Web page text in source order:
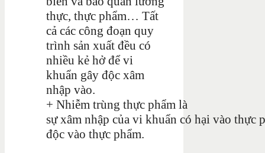
thực, thực phẩm… Tất
cả các công đoạn quy
trình sản xuất đều có
nhiều kẻ hở để vi
khuẩn gây độc xâm
nhập vào.
+ Nhiễm trùng thực phẩm là
sự xâm nhập của vi khuẩn có hại vào thực
độc vào thực phẩm.